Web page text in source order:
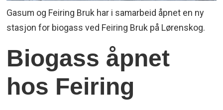
Gasum og Feiring Bruk har i samarbeid åpnet en ny
stasjon for biogass ved Feiring Bruk på Lørenskog.
Biogass åpnet
hos Feiring